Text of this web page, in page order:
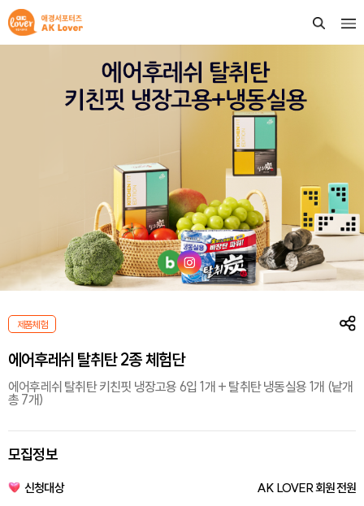
제품체험
에어후레쉬 탈취탄 2종 체험단
에어후레쉬 탈취탄 키친핏 냉장고용 6입 1개 + 탈취탄 냉동실용 1개 (낱개
총 7개)
모집정보
신청대상
AK LOVER 회원 전원